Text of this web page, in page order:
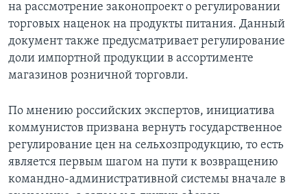
на рассмотрение законопроект о регулировании
торговых наценок на продукты питания. Данный
документ также предусматривает регулирование
доли импортной продукции в ассортименте
магазинов розничной торговли.
По мнению российских экспертов, инициатива
коммунистов призвана вернуть государственное
регулирование цен на сельхозпродукцию, то есть
является первым шагом на пути к возвращению
командно-административной системы вначале в